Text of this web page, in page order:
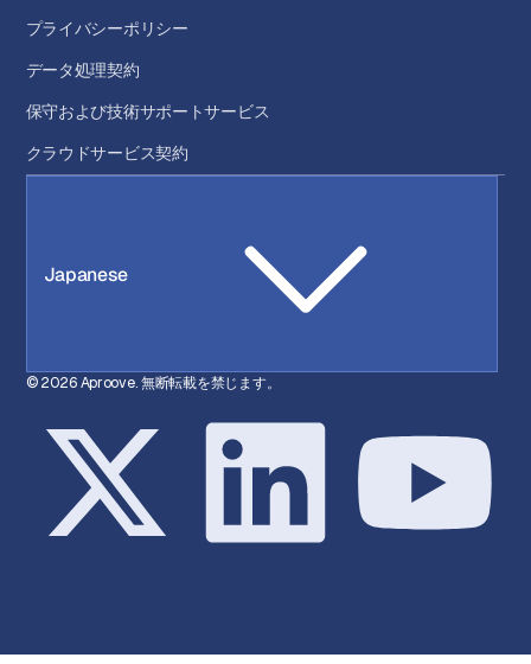
プライバシーポリシー
データ処理契約
保守および技術サポートサービス
クラウドサービス契約
Japanese
© 2026 Aproove. 無断転載を禁じます。